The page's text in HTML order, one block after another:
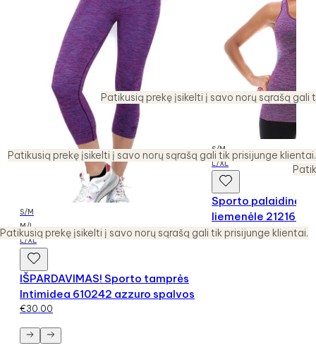
Patikusią prekę įsikelti į savo norų sąrašą gali tik prisijunge klientai.
Patikusią prekę įsikelti į savo norų sąrašą gali tik prisijunge klientai.
Patikusią prekę įsikelti į savo norų sąrašą gali
S/M
M/L
L/XL
IŠPARDAVIMAS! Sporto tamprės
Intimidea 610242 azzuro spalvos
€30.00
S/M
L/XL
Sporto palaidinė
liemenėle 212169
€35.00